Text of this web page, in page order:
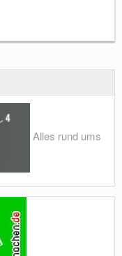
Alles rund ums